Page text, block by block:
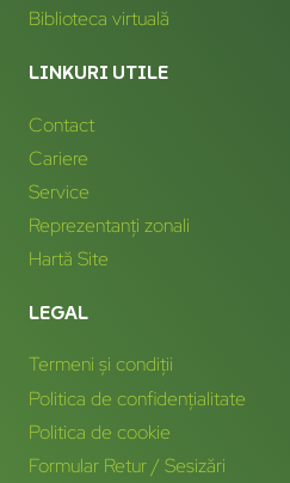
Biblioteca virtuală
LINKURI UTILE
Contact
Cariere
Service
Reprezentanți zonali
Hartă Site
LEGAL
Termeni și condiții
Politica de confidențialitate
Politica de cookie
Formular Retur / Sesizări